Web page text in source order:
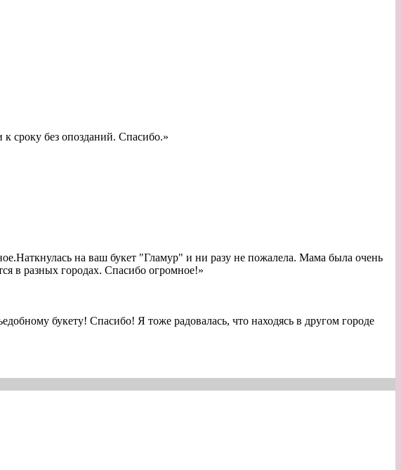
сроку без опозданий. Спасибо.»
на ваш букет "Гламур" и ни разу не пожалела. Мама была очень
в разных городах. Спасибо огромное!»
букету! Спасибо! Я тоже радовалась, что находясь в другом городе